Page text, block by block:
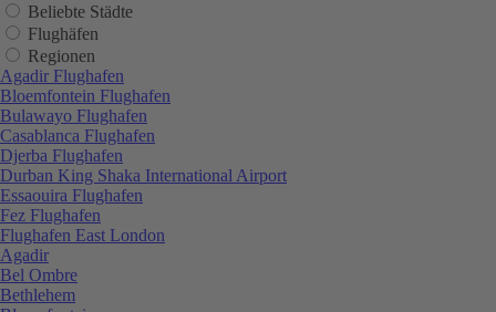
Beliebte Städte
Flughäfen
Regionen
Agadir Flughafen
Bloemfontein Flughafen
Bulawayo Flughafen
Casablanca Flughafen
Djerba Flughafen
Durban King Shaka International Airport
Essaouira Flughafen
Fez Flughafen
Flughafen East London
Agadir
Bel Ombre
Bethlehem